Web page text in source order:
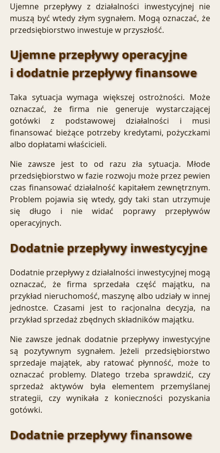
Ujemne przepływy z działalności inwestycyjnej nie
muszą być wtedy złym sygnałem. Mogą oznaczać, że
przedsiębiorstwo inwestuje w przyszłość.
Ujemne przepływy operacyjne
i dodatnie przepływy finansowe
Taka sytuacja wymaga większej ostrożności. Może
oznaczać, że firma nie generuje wystarczającej
gotówki z podstawowej działalności i musi
finansować bieżące potrzeby kredytami, pożyczkami
albo dopłatami właścicieli.
Nie zawsze jest to od razu zła sytuacja. Młode
przedsiębiorstwo w fazie rozwoju może przez pewien
czas finansować działalność kapitałem zewnętrznym.
Problem pojawia się wtedy, gdy taki stan utrzymuje
się długo i nie widać poprawy przepływów
operacyjnych.
Dodatnie przepływy inwestycyjne
Dodatnie przepływy z działalności inwestycyjnej mogą
oznaczać, że firma sprzedała część majątku, na
przykład nieruchomość, maszynę albo udziały w innej
jednostce. Czasami jest to racjonalna decyzja, na
przykład sprzedaż zbędnych składników majątku.
Nie zawsze jednak dodatnie przepływy inwestycyjne
są pozytywnym sygnałem. Jeżeli przedsiębiorstwo
sprzedaje majątek, aby ratować płynność, może to
oznaczać problemy. Dlatego trzeba sprawdzić, czy
sprzedaż aktywów była elementem przemyślanej
strategii, czy wynikała z konieczności pozyskania
gotówki.
Dodatnie przepływy finansowe